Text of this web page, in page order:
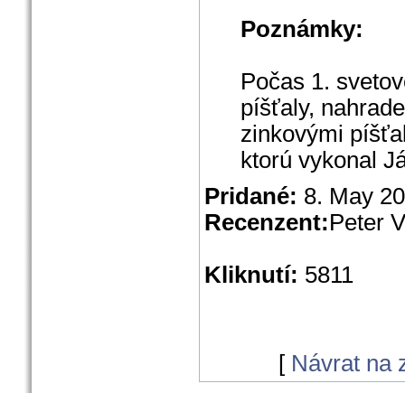
Poznámky:
Počas 1.
píšťaly,
zinkovými
ktorú vykonal
Pridané: 8. May
Recenzent:Peter
Kliknutí: 5811
[ Návrat na